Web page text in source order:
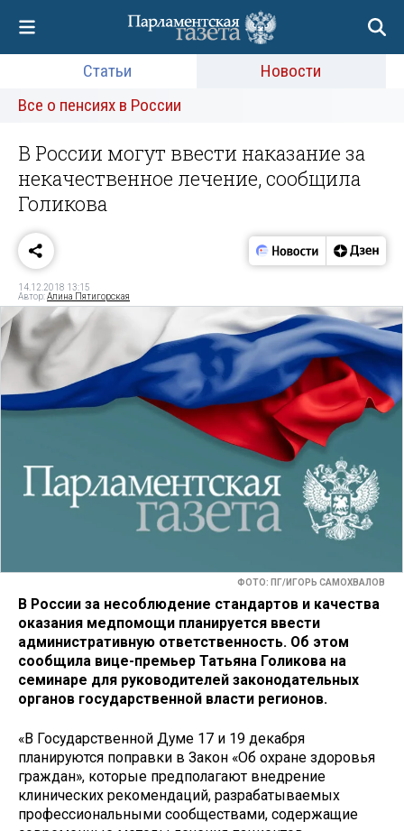
Статьи
Новости
Все о пенсиях в России
В России могут ввести наказание за
некачественное лечение, сообщила
Голикова
14.12.2018 13:15
Автор:Алина Пятигорская
ФОТО: ПГ/ИГОРЬ САМОХВАЛОВ
В России за несоблюдение стандартов и качества
оказания медпомощи планируется ввести
административную ответственность. Об этом
сообщила вице-премьер Татьяна Голикова на
семинаре для руководителей законодательных
органов государственной власти регионов.
«В Государственной Думе 17 и 19 декабря
планируются поправки в Закон «Об охране здоровья
граждан», которые предполагают внедрение
клинических рекомендаций, разрабатываемых
профессиональными сообществами, содержащие